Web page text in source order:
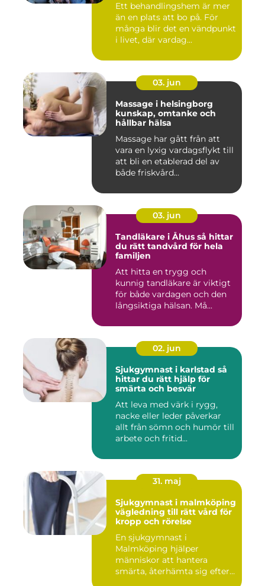
Ett behandlingshem är mer
än en plats att bo på. För
många blir det en vändpunkt
i livet, där vardag...
03. jun
Massage i helsingborg
kunskap, omtanke och
hållbar hälsa
Massage har gått från att
vara en lyxig vardagsflykt till
att bli en etablerad del av
både friskvård...
03. jun
Tandläkare i Åhus så hittar
du rätt tandvård för hela
familjen
Att hitta en trygg och
kunnig tandläkare är viktigt
för både vardagen och den
långsiktiga hälsan. Må...
02. jun
Sjukgymnast i karlstad så
hittar du rätt hjälp för
smärta och besvär
Att leva med värk i rygg,
nacke eller leder påverkar
allt från sömn och humör till
arbete och fritid...
31. maj
Sjukgymnast i malmköping
vägledning till rätt vård för
kropp och rörelse
En sjukgymnast i
Malmköping hjälper
människor att hantera
smärta, återhämta sig efter